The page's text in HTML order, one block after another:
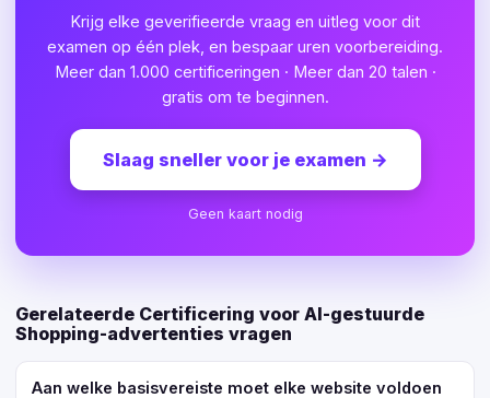
Krijg elke geverifieerde vraag en uitleg voor dit
examen op één plek, en bespaar uren voorbereiding.
Meer dan 1.000 certificeringen · Meer dan 20 talen ·
gratis om te beginnen.
Slaag sneller voor je examen →
Geen kaart nodig
Gerelateerde Certificering voor AI-gestuurde
Shopping-advertenties vragen
Aan welke basisvereiste moet elke website voldoen